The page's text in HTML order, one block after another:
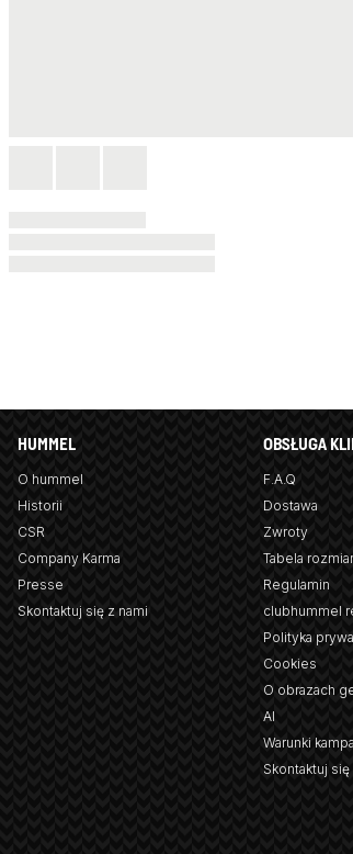
HUMMEL
O hummel
Historii
CSR
Company Karma
Presse
Skontaktuj się z nami
OBSŁUGA
F.A.Q
Dostawa
Zwroty
Tabela
Regulamin
clubhummel
Polityka
Cookies
O obrazach
AI
Warunki
Skontaktuj się